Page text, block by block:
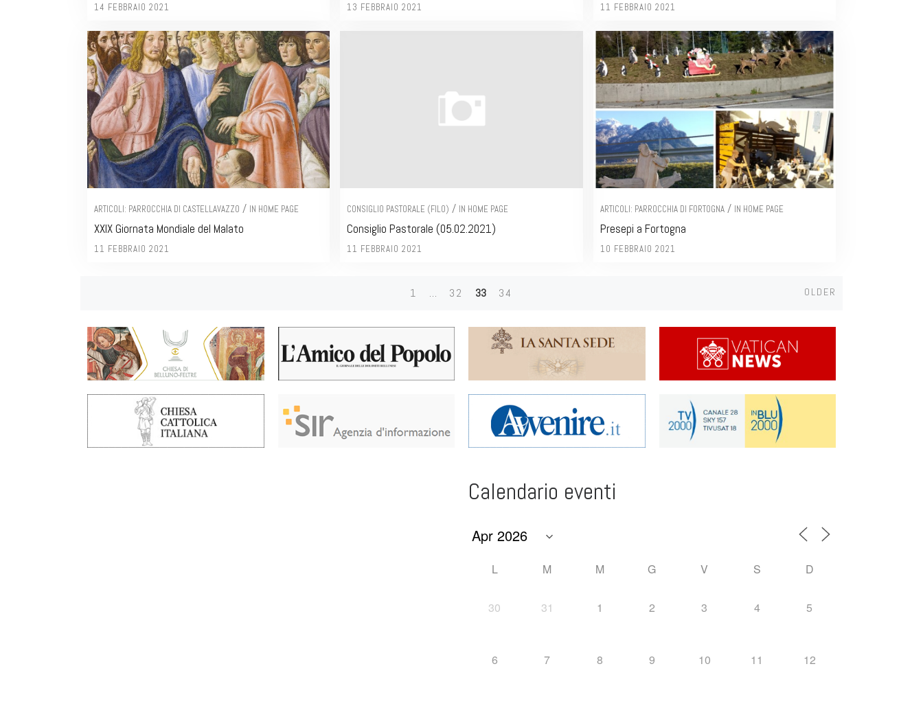
14 FEBBRAIO 2021 13 FEBBRAIO 2021 11 FEBBRAIO 2021
ARTICOLI: PARROCCHIA DI CASTELLAVAZZO / IN HOME PAGE
XXIX Giornata Mondiale del Malato
11 FEBBRAIO 2021
CONSIGLIO PASTORALE (FILO) / IN HOME PAGE
Consiglio Pastorale (05.02.2021)
11 FEBBRAIO 2021
ARTICOLI: PARROCCHIA DI FORTOGNA/ IN HOME PAGE
Presepi a Fortogna
10 FEBBRAIO 2021
navigation
1 … 32 33 34 OLDER
Calendario eventi
L M M G V S D
30 31 1 2 3 4 5
6 7 8 9 10 11 12